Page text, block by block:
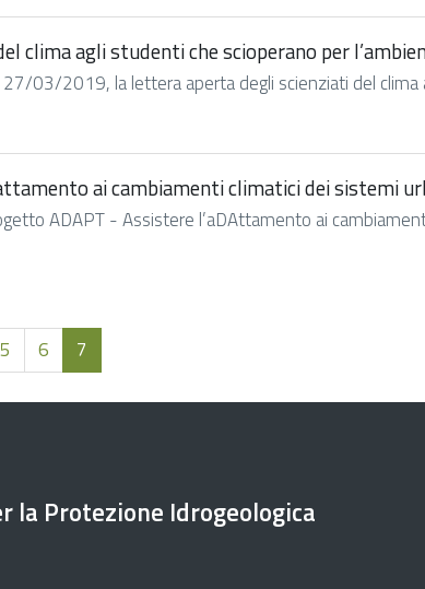
clima agli studenti che scioperano per
27/03/2019, la lettera aperta degli scienziati del
ai cambiamenti climatici dei sistemi
ADAPT - Assistere l’aDAttamento ai
5 6 7
la Protezione Idrogeologica